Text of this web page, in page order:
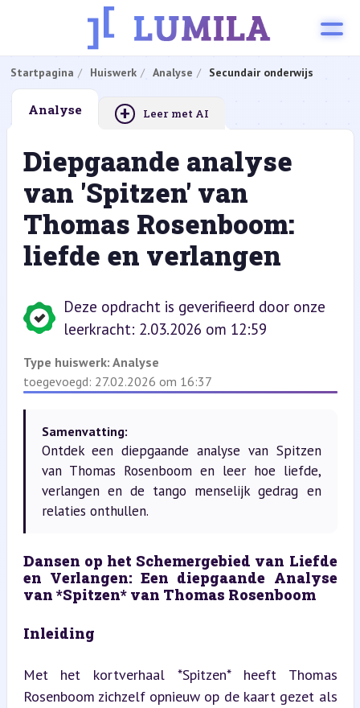
Startpagina Huiswerk Analyse Secundair onderwijs
Analyse + Leer met AI
Diepgaande analyse
van 'Spitzen' van
Thomas Rosenboom:
liefde en verlangen
Deze opdracht is geverifieerd door onze
leerkracht: 2.03.2026 om 12:59
Type huiswerk: Analyse
toegevoegd: 27.02.2026 om 16:37
Samenvatting:
Ontdek een diepgaande analyse van Spitzen
van Thomas Rosenboom en leer hoe liefde,
verlangen en de tango menselijk gedrag en
relaties onthullen.
Dansen op het Schemergebied van Liefde
en Verlangen: Een diepgaande Analyse
van *Spitzen* van Thomas Rosenboom
Inleiding
Met het kortverhaal *Spitzen* heeft Thomas
Rosenboom zichzelf opnieuw op de kaart gezet als